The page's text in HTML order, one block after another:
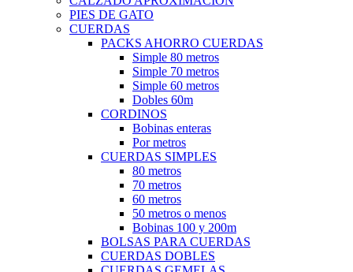
PIES DE GATO
CUERDAS
PACKS AHORRO CUERDAS
Simple 80 metros
Simple 70 metros
Simple 60 metros
Dobles 60m
CORDINOS
Bobinas enteras
Por metros
CUERDAS SIMPLES
80 metros
70 metros
60 metros
50 metros o menos
Bobinas 100 y 200m
BOLSAS PARA CUERDAS
CUERDAS DOBLES